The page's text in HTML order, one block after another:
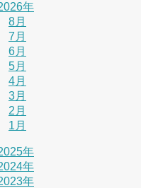
年
8月
7月
6月
5月
4月
3月
2月
1月
年
年
年